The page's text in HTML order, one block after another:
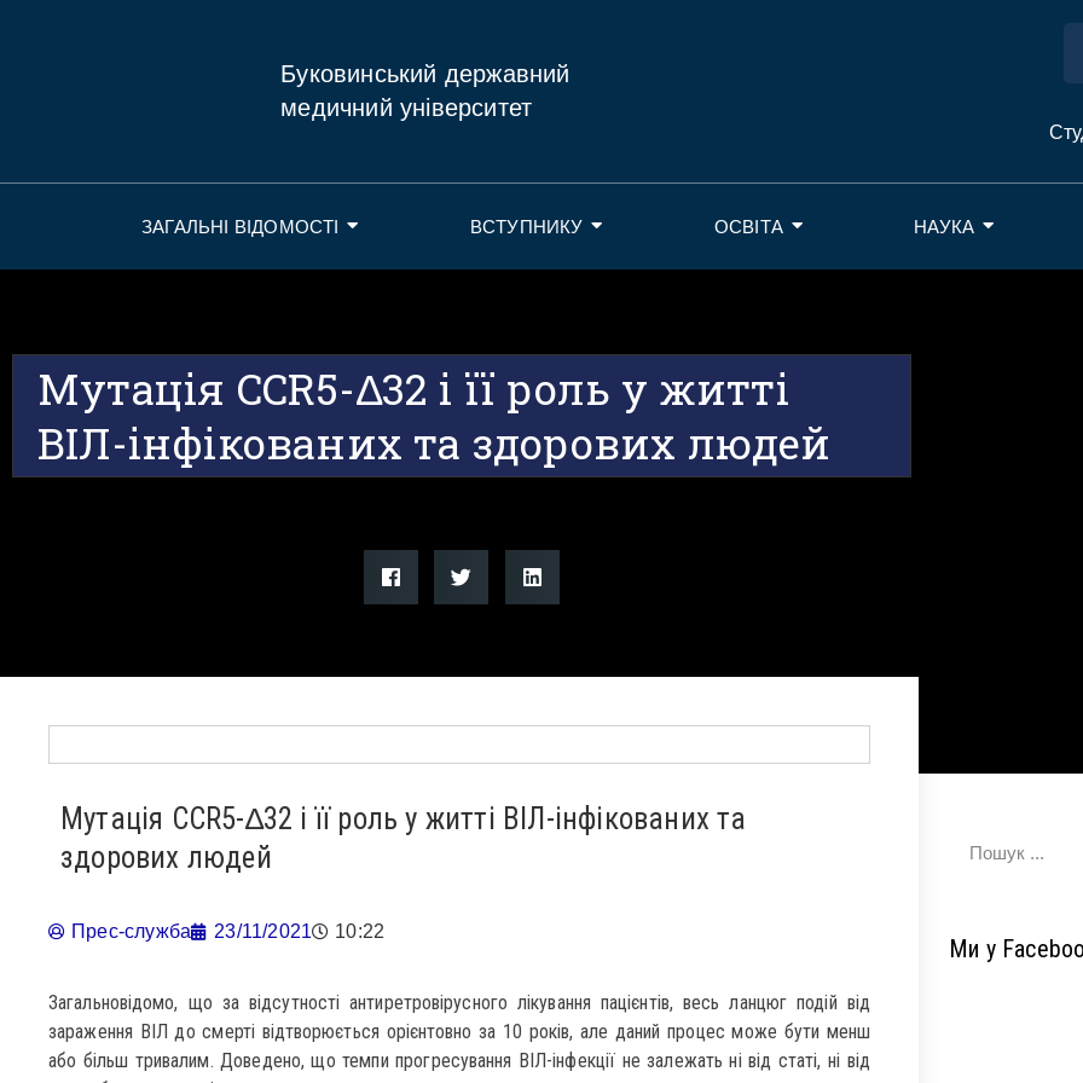
Буковинський державний
медичний університет
ЗАГАЛЬНІ ВІДОМОСТІ ВСТУПНИКУ ОСВІТА НАУКА
Мутація CCR5-∆32 і її роль у житті
ВІЛ-інфікованих та здорових людей
Мутація CCR5-∆32 і її роль у житті ВІЛ-інфікованих та
здорових людей
Прес-служба 23/11/2021 10:22
Загальновідомо, що за відсутності антиретровірусного лікування пацієнтів, весь ланцюг подій від
зараження ВІЛ до смерті відтворюється орієнтовно за 10 років, але даний процес може бути менш
або більш тривалим. Доведено, що темпи прогресування ВІЛ-інфекції не залежать ні від статі, ні від
Ми у